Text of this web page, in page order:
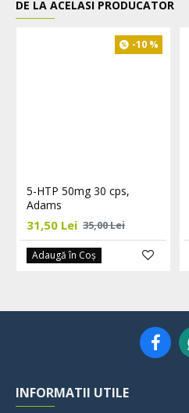
DE LA ACELASI PRODUCATOR
-10 %
5-HTP 50mg 30 cps,
Adams
31,50 Lei 35,00 Lei
Adaugă în Coş
INFORMATII UTILE